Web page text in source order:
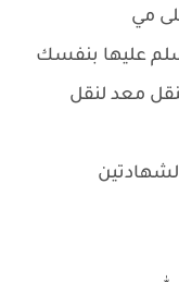
مي
عليها بنفسك
معد لنقل